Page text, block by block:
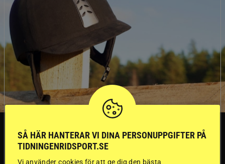
SÅ HÄR HANTERAR VI DINA PERSONUPPGIFTER PÅ
TIDNINGENRIDSPORT.SE
Vi använder cookies för att ge dig den bästa